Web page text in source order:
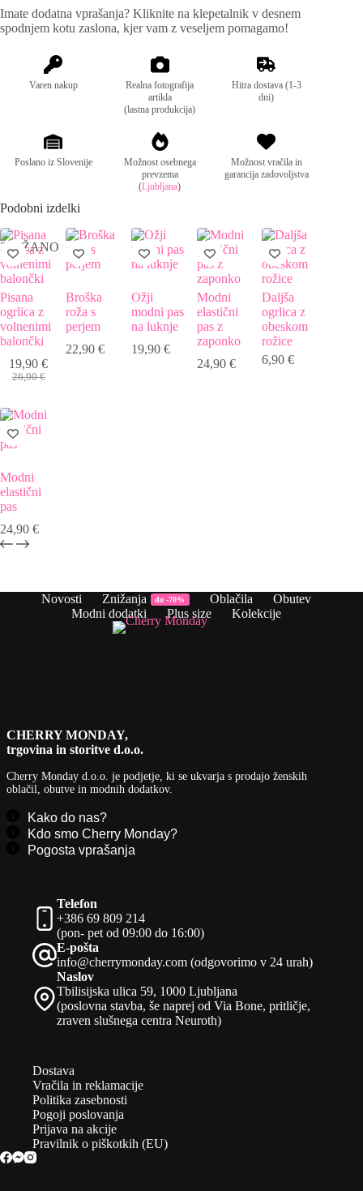
Mere:višina: 16cm, širina: 22cm, globina: 7cm
Imate dodatna vprašanja? Kliknite na klepetalnik v desnem
spodnjem kotu zaslona, kjer vam z veseljem pomagamo!
Varen nakup
Realna fotografija
artikla
(lastna produkcija)
Hitra dostava (1-3
dni)
Poslano iz Slovenije
Možnost osebnega
prevzema
(Ljubljana)
Možnost vračila in
garancija zadovoljstva
Podobni izdelki
ZNIŽANO
Pisana
ogrlica z
volnenimi
balončki
26,90€
Izvirna
bila:
26,90 €.
19,90€
Trenutna
19,90 €.
Broška
roža s
perjem
22,90 €
Ožji
modni pas
na luknje
19,90 €
Modni
elastični
pas z
zaponko
24,90 €
Daljša
ogrlica z
obeskom
rožice
6,90€
Modni
elastični
pas
24,90 €
Novosti Znižanja do -70% Oblačila
Obutev
Modni dodatki
Plus size Kolekcije
CHERRY MONDAY,
trgovina in storitve d.o.o.
Cherry Monday d.o.o. je podjetje, ki se ukvarja s prodajo ženskih
oblačil, obutve in modnih dodatkov.
Kako do nas?
Kdo smo Cherry Monday?
Pogosta vprašanja
Telefon
+386 69 809 214
(pon- pet od 09:00 do 16:00)
E-pošta
info@cherrymonday.com (odgovorimo v 24 urah)
Naslov
Tbilisijska ulica 59, 1000 Ljubljana
(poslovna stavba, še naprej od Via Bone, pritličje,
zraven slušnega centra Neuroth)
Dostava
Vračila in reklamacije
Politika zasebnosti
Pogoji poslovanja
Prijava na akcije
Pravilnik o piškotkih (EU)